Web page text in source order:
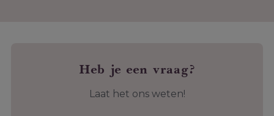
Heb je een vraag?
Laat het ons weten!